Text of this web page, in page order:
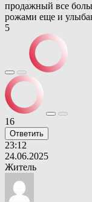
продажный все
рожами еще и
5
16
Ответить
23:12
24.06.2025
Житель